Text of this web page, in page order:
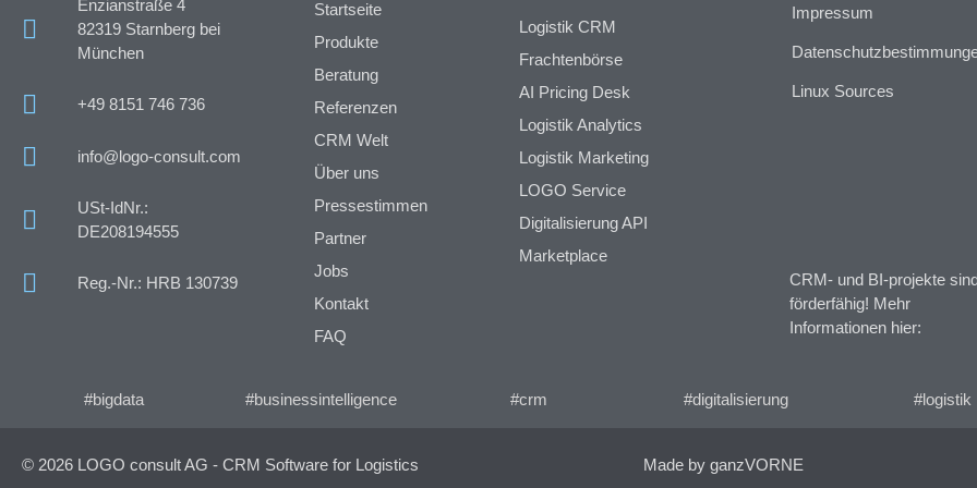
Enzianstraße 4
82319 Starnberg bei
München
+49 8151 746 736
info@logo-consult.com
USt-IdNr.:
DE208194555
Reg.-Nr.: HRB 130739
Startseite
Produkte
Beratung
Referenzen
CRM Welt
Über uns
Pressestimmen
Partner
Jobs
Kontakt
FAQ
Logistik CRM
Frachtenbörse
AI Pricing Desk
Logistik Analytics
Logistik Marketing
LOGO Service
Digitalisierung API
Marketplace
Impressum
Linux Sources
CRM- und BI-projekte
förderfähig! Mehr
Informationen hier:
#bigdata #businessintelligence #crm #digitalisierung #logistik
© 2026 LOGO consult AG - CRM Software for Logistics Made by ganzVORNE